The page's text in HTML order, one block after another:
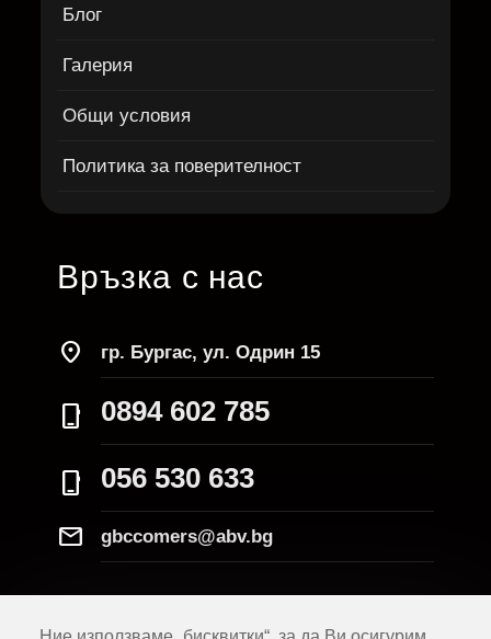
Блог
Галерия
Общи условия
Политика за поверителност
Връзка с нас
location_on гр. Бургас, ул. Одрин 15
phone_iphone 0894 602 785
phone_iphone 056 530 633
Mail gbccomers@abv.bg